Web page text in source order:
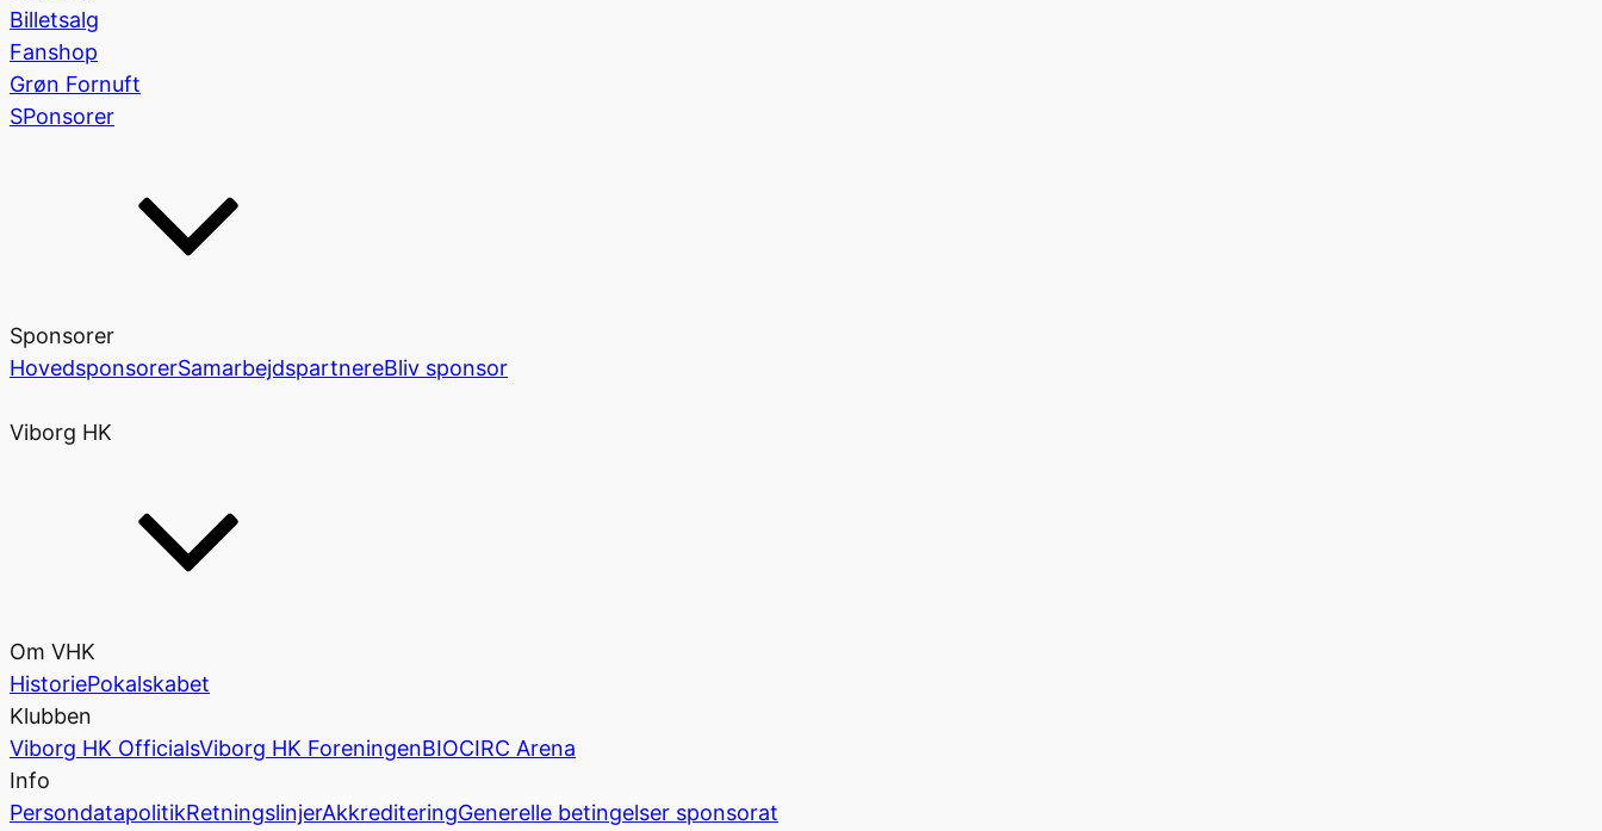
Billetsalg
Fanshop
Grøn Fornuft
SPonsorer
Sponsorer
HovedsponsorerSamarbejdspartnereBliv sponsor
Viborg HK
Om VHK
HistoriePokalskabet
Klubben
Viborg HK OfficialsViborg HK ForeningenBIOCIRC Arena
Info
PersondatapolitikRetningslinjerAkkrediteringGenerelle betingelser sponsorat